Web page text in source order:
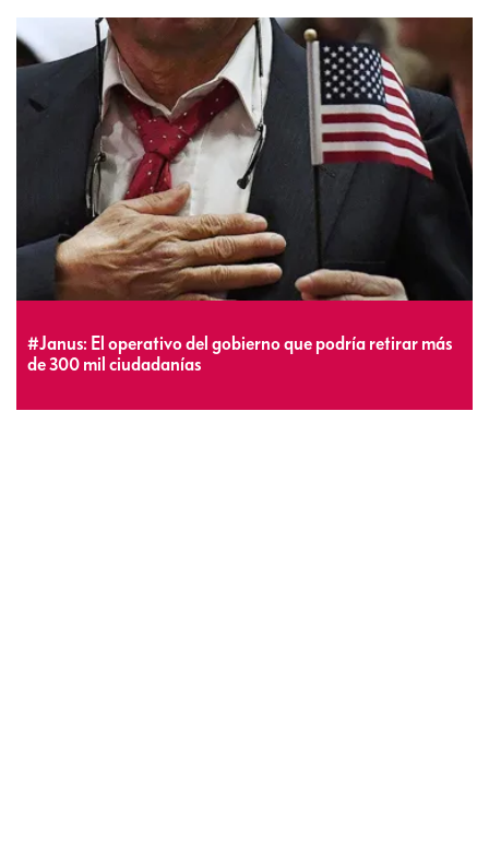
#Janus: El operativo del gobierno que podría retirar más
de 300 mil ciudadanías